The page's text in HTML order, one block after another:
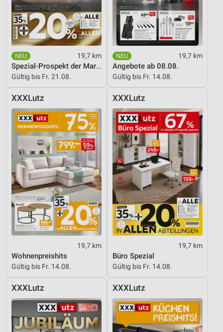
19,7 km
Spezial-Prospekt der Marken
Gültig bis Fr. 21.08.
19,7 km
Angebote ab 08.08.
Gültig bis Fr. 14.08.
XXXLutz
19,7 km
Wohnenpreishits
Gültig bis Fr. 14.08.
XXXLutz
19,7 km
Büro Spezial
Gültig bis Fr. 14.08.
XXXLutz XXXLutz
Nicht-IAB-Verarbeitungszwecke:
Notwendig
Performance
Funktional
Werbung